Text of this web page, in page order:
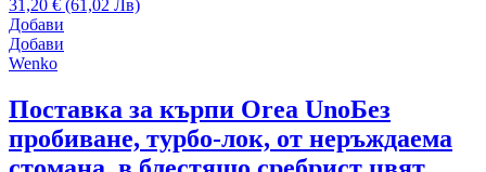
31,20 € (61,02 Лв)
Добави
Добави
Wenko
Поставка за кърпи Orea UnoБез
пробиване, турбо-лок, от неръждаема